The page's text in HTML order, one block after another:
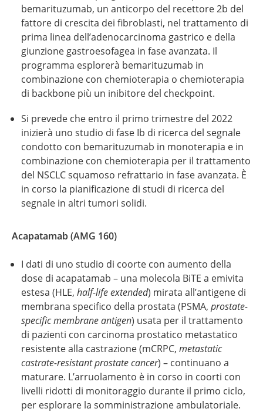
bemarituzumab, un anticorpo del recettore 2b del
fattore di crescita dei fibroblasti, nel trattamento di
prima linea dell’adenocarcinoma gastrico e della
giunzione gastroesofagea in fase avanzata. Il
programma esplorerà bemarituzumab in
combinazione con chemioterapia o chemioterapia
di backbone più un inibitore del checkpoint.
Si prevede che entro il primo trimestre del 2022
inizierà uno studio di fase Ib di ricerca del segnale
condotto con bemarituzumab in monoterapia e in
combinazione con chemioterapia per il trattamento
del NSCLC squamoso refrattario in fase avanzata. È
in corso la pianificazione di studi di ricerca del
segnale in altri tumori solidi.
Acapatamab (AMG 160)
I dati di uno studio di coorte con aumento della
dose di acapatamab – una molecola BiTE a emivita
estesa (HLE, half-life extended) mirata all’antigene di
membrana specifico della prostata (PSMA, prostate-
specific membrane antigen) usata per il trattamento
di pazienti con carcinoma prostatico metastatico
resistente alla castrazione (mCRPC, metastatic
castrate-resistant prostate cancer) – continuano a
maturare. L’arruolamento è in corso in coorti con
livelli ridotti di monitoraggio durante il primo ciclo,
per esplorare la somministrazione ambulatoriale.